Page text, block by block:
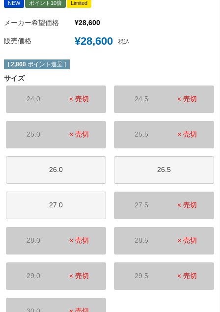
NEW ポイント10倍 Limited
メーカー希望価格 ¥28,600
販売価格 ¥28,600 税込
[ 2,860 ポイント進呈 ]
サイズ
24.0 × 売切 24.5 × 売切
25.0 × 売切 25.5 × 売切
26.0 26.5
27.0 27.5 × 売切
28.0 × 売切 28.5 × 売切
29.0 × 売切 29.5 × 売切